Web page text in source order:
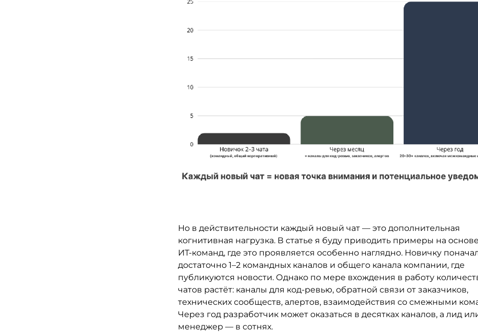
Но в действительности каждый новый чат — это дополнительная
когнитивная нагрузка. В статье я буду приводить примеры на
ИТ-команд, где это проявляется особенно наглядно. Новичку
достаточно 1–2 командных каналов и общего канала компании, где
публикуются новости. Однако по мере вхождения в работу
чатов растёт: каналы для код-ревью, обратной связи от заказчиков,
технических сообществ, алертов, взаимодействия со смежными
Через год разработчик может оказаться в десятках каналов, а лид
менеджер — в сотнях.